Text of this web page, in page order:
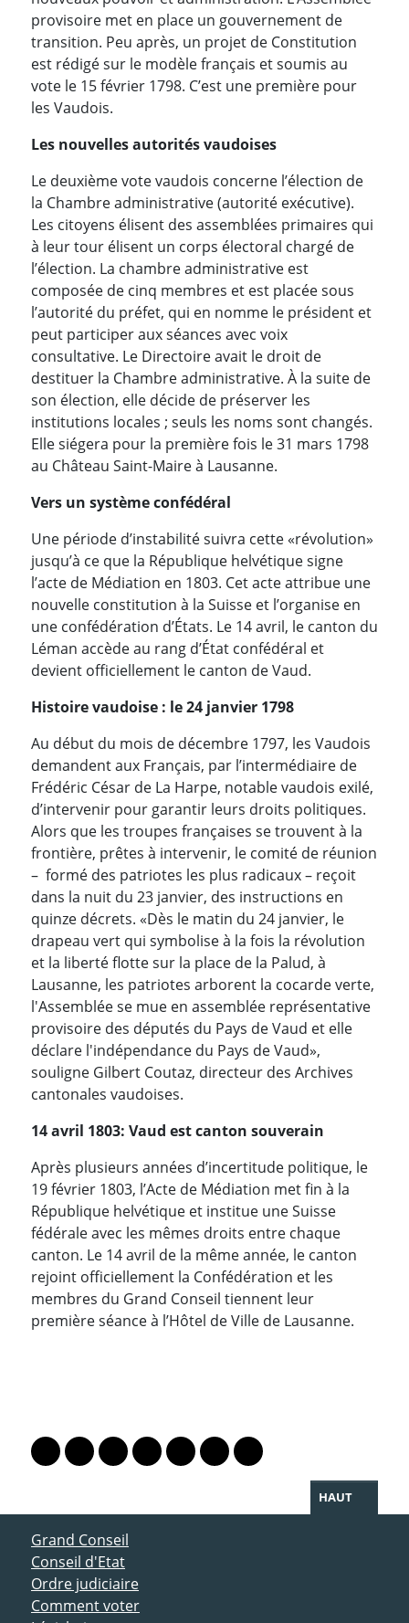
provisoire met en place un gouvernement de
transition. Peu après, un projet de Constitution
est rédigé sur le modèle français et soumis au
vote le 15 février 1798. C’est une première pour
les Vaudois.
Les nouvelles autorités vaudoises
Le deuxième vote vaudois concerne l’élection de
la Chambre administrative (autorité exécutive).
Les citoyens élisent des assemblées primaires qui
à leur tour élisent un corps électoral chargé de
l’élection. La chambre administrative est
composée de cinq membres et est placée sous
l’autorité du préfet, qui en nomme le président et
peut participer aux séances avec voix
consultative. Le Directoire avait le droit de
destituer la Chambre administrative. À la suite de
son élection, elle décide de préserver les
institutions locales ; seuls les noms sont changés.
Elle siégera pour la première fois le 31 mars 1798
au Château Saint-Maire à Lausanne.
Vers un système confédéral
Une période d’instabilité suivra cette «révolution»
jusqu’à ce que la République helvétique signe
l’acte de Médiation en 1803. Cet acte attribue une
nouvelle constitution à la Suisse et l’organise en
une confédération d’États. Le 14 avril, le canton du
Léman accède au rang d’État confédéral et
devient officiellement le canton de Vaud.
Histoire vaudoise : le 24 janvier 1798
Au début du mois de décembre 1797, les Vaudois
demandent aux Français, par l’intermédiaire de
Frédéric César de La Harpe, notable vaudois exilé,
d’intervenir pour garantir leurs droits politiques.
Alors que les troupes françaises se trouvent à la
frontière, prêtes à intervenir, le comité de réunion
– formé des patriotes les plus radicaux – reçoit
dans la nuit du 23 janvier, des instructions en
quinze décrets. «Dès le matin du 24 janvier, le
drapeau vert qui symbolise à la fois la révolution
et la liberté flotte sur la place de la Palud, à
Lausanne, les patriotes arborent la cocarde verte,
l'Assemblée se mue en assemblée représentative
provisoire des députés du Pays de Vaud et elle
déclare l'indépendance du Pays de Vaud»,
souligne Gilbert Coutaz, directeur des Archives
cantonales vaudoises.
14 avril 1803: Vaud est canton souverain
Après plusieurs années d’incertitude politique, le
19 février 1803, l’Acte de Médiation met fin à la
République helvétique et institue une Suisse
fédérale avec les mêmes droits entre chaque
canton. Le 14 avril de la même année, le canton
rejoint officiellement la Confédération et les
membres du Grand Conseil tiennent leur
première séance à l’Hôtel de Ville de Lausanne.
Lien vers le profil Mastodon
Lien vers le profil Bluesky
Lien vers le profil Instagram
Lien vers le profil Linkedin
Lien vers le profil Facebook
Lien vers le profil Twitter
Partager par WhatsApp
HAUT
ACCÈS DIRECT
Grand Conseil
Conseil d'Etat
Ordre judiciaire
Comment voter